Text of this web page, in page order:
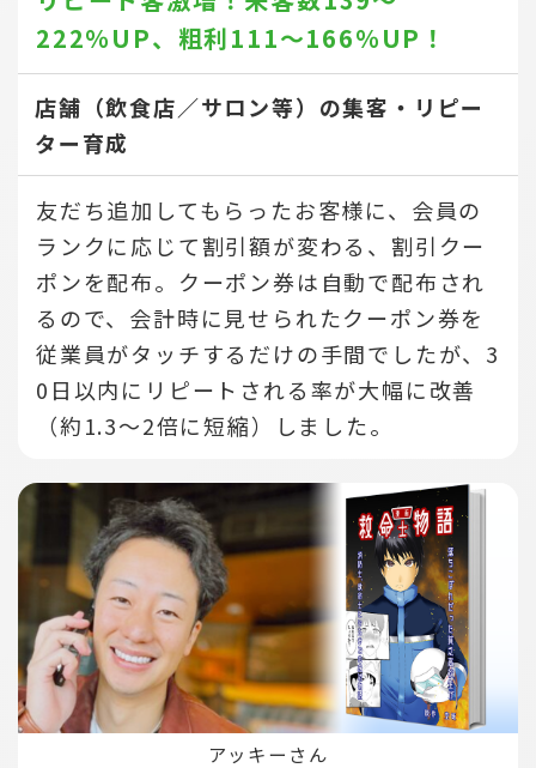
222％UP、 粗利111～166％UP！
店舗（飲食店／サロン等）の集客・リピー
ター育成
友だち追加してもらったお客様に、会員の
ランクに応じて割引額が変わる、割引クー
ポンを配布。クーポン券は自動で配布され
るので、会計時に見せられたクーポン券を
従業員がタッチするだけの手間でしたが、3
0日以内にリピートされる率が大幅に改善
（約1.3～2倍に短縮）しました。
アッキーさん